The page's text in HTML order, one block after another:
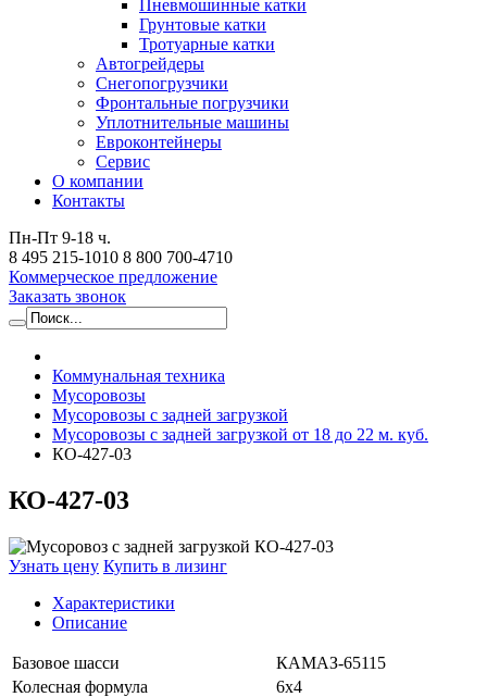
Пневмошинные катки
Грунтовые катки
Тротуарные катки
Автогрейдеры
Снегопогрузчики
Фронтальные погрузчики
Уплотнительные машины
Евроконтейнеры
Сервис
О компании
Контакты
Пн-Пт 9-18 ч.
8 495 215-1010 8 800 700-4710
Коммерческое предложение
Заказать звонок
Коммунальная техника
Мусоровозы
Мусоровозы с задней загрузкой
Мусоровозы с задней загрузкой от 18 до 22 м. куб.
КО-427-03
КО-427-03
Узнать цену Купить в лизинг
Характеристики
Описание
Базовое шасси
КАМАЗ-65115
Колесная формула
6х4